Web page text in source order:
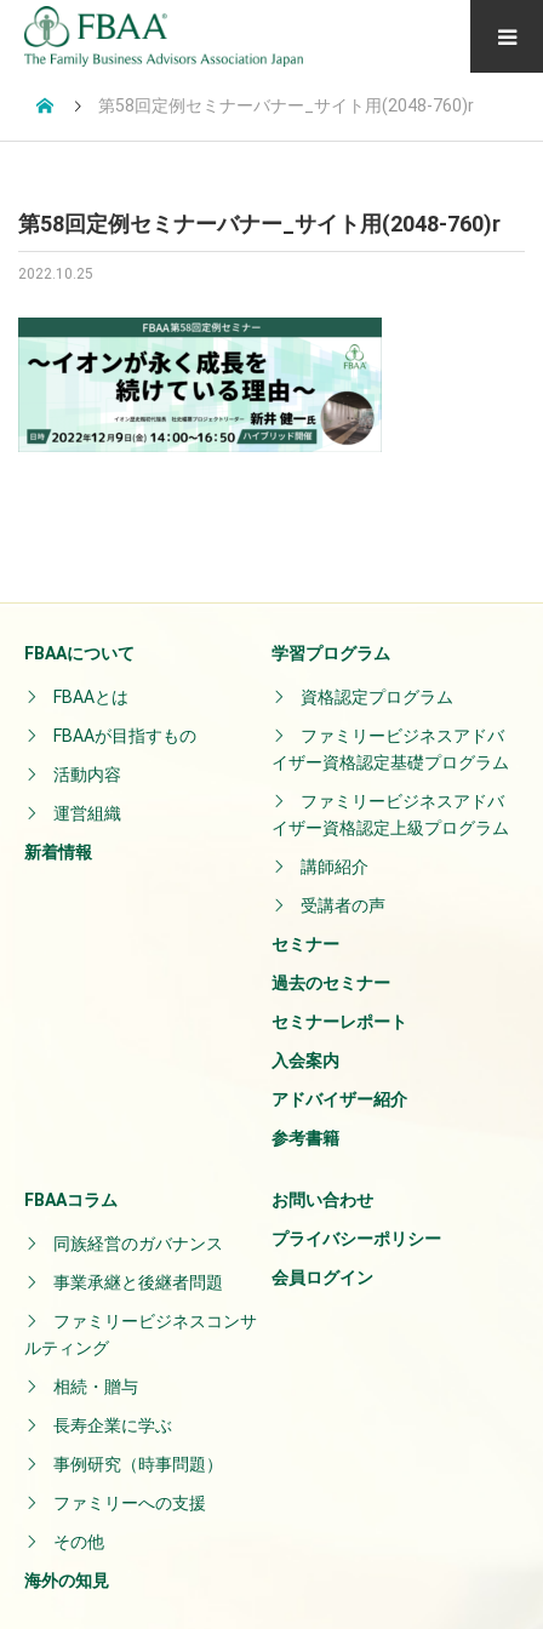
第58回定例セミナーバナー_サイト用(2048-760)r
第58回定例セミナーバナー_サイト用(2048-760)r
2022.10.25
FBAAについて
FBAAとは
FBAAが目指すもの
活動内容
運営組織
新着情報
学習プログラム
資格認定プログラム
ファミリービジネスアドバ
イザー資格認定基礎プログラム
ファミリービジネスアドバ
イザー資格認定上級プログラム
講師紹介
受講者の声
セミナー
過去のセミナー
セミナーレポート
入会案内
アドバイザー紹介
参考書籍
FBAAコラム
同族経営のガバナンス
事業承継と後継者問題
ファミリービジネスコンサ
ルティング
相続・贈与
長寿企業に学ぶ
事例研究（時事問題）
ファミリーへの支援
その他
海外の知見
お問い合わせ
プライバシーポリシー
会員ログイン